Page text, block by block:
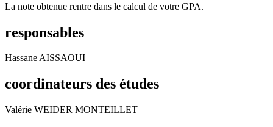
La note obtenue rentre dans le calcul de votre GPA.
responsables
Hassane AISSAOUI
coordinateurs des études
Valérie WEIDER MONTEILLET